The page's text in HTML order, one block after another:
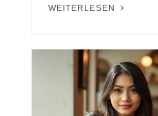
WEITERLESEN